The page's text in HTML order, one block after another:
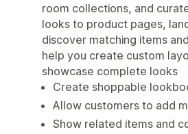
room collections, and
looks to product pages,
discover matching items
help you create custom
showcase complete looks
Create shoppable
Allow customers to add
Show related items and